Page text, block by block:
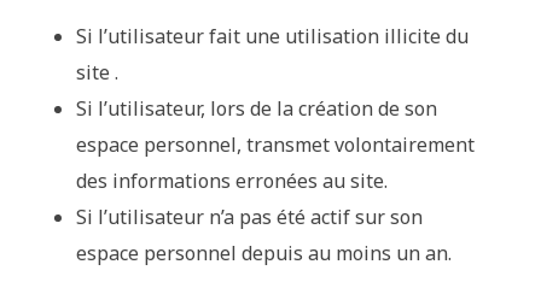
Si l’utilisateur fait une utilisation illicite du
site .
Si l’utilisateur, lors de la création de son
espace personnel, transmet volontairement
des informations erronées au site.
Si l’utilisateur n’a pas été actif sur son
espace personnel depuis au moins un an.